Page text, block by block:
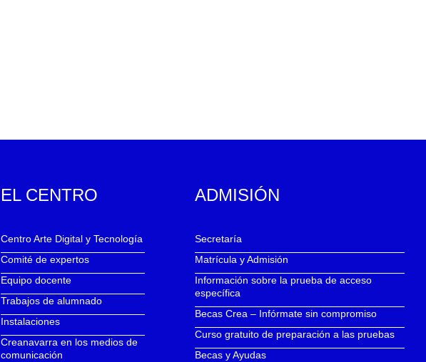
EL CENTRO
Centro Arte Digital y Tecnología
Comité de expertos
Equipo docente
Trabajos de alumnado
Instalaciones
Creanavarra en los medios de
comunicación
ADMISIÓN
Secretaría
Matrícula y Admisión
Información sobre la prueba de acceso
específica
Becas Crea – Infórmate sin compromiso
Curso gratuito de preparación a las pruebas
Becas y Ayudas